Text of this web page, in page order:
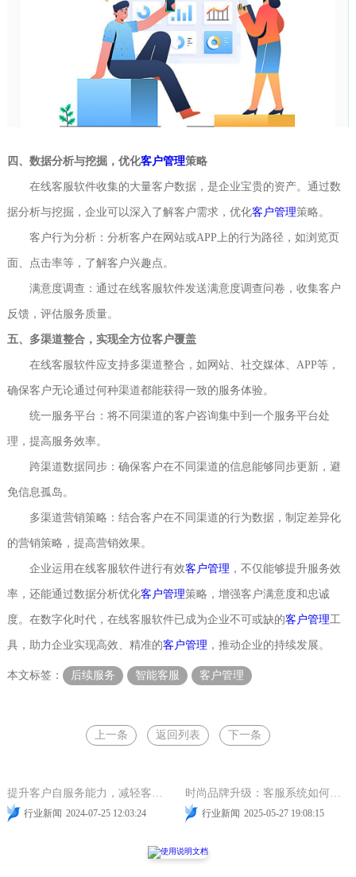
四、数据分析与挖掘，优化客户管理策略
在线客服软件收集的大量客户数据，是企业宝贵的资产。通过数
据分析与挖掘，企业可以深入了解客户需求，优化客户管理策略。
客户行为分析：分析客户在网站或APP上的行为路径，如浏览页
面、点击率等，了解客户兴趣点。
满意度调查：通过在线客服软件发送满意度调查问卷，收集客户
反馈，评估服务质量。
五、多渠道整合，实现全方位客户覆盖
在线客服软件应支持多渠道整合，如网站、社交媒体、APP等，
确保客户无论通过何种渠道都能获得一致的服务体验。
统一服务平台：将不同渠道的客户咨询集中到一个服务平台处
理，提高服务效率。
跨渠道数据同步：确保客户在不同渠道的信息能够同步更新，避
免信息孤岛。
多渠道营销策略：结合客户在不同渠道的行为数据，制定差异化
的营销策略，提高营销效果。
企业运用在线客服软件进行有效客户管理 ，不仅能够提升服务效
率，还能通过数据分析优化客户管理策略，增强客户满意度和忠诚
度。在数字化时代，在线客服软件已成为企业不可或缺的客户管理工
具，助力企业实现高效、精准的客户管理 ，推动企业的持续发展。
本文标签： 后续服务 智能客服 客户管理
上一条 返回列表 下一条
提升客户自服务能力，减轻客服压力，双赢之道
行业新闻 2024-07-25 12:03:24
时尚品牌升级：客服系统如何成为形象提升的引擎
行业新闻 2025-05-27 19:08:15